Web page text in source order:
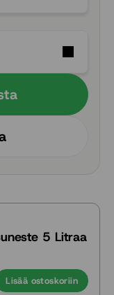
5 Litraa
Lisää ostoskoriin